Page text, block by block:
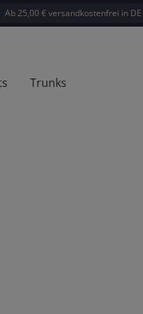
Ab 25,00 € versandkostenfrei in DE
Trunks